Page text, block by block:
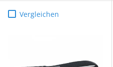
Vergleichen